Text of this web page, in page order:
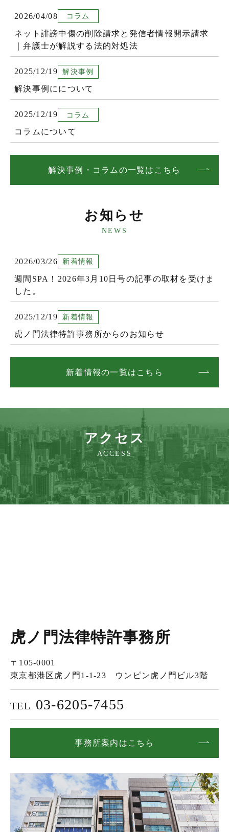
2026/04/08 コラム
ネット誹謗中傷の削除請求と発信者情報開示請求
｜弁護士が解説する法的対処法
2025/12/19 解決事例
解決事例にについて
2025/12/19 コラム
コラムについて
解決事例・コラムの一覧はこちら
お知らせ
NEWS
2026/03/26 新着情報
週間SPA！2026年3月10日号の記事の取材を受けま
した。
2025/12/19 新着情報
虎ノ門法律特許事務所からのお知らせ
新着情報の一覧はこちら
アクセス
ACCESS
虎ノ門法律特許事務所
〒105-0001
東京都港区虎ノ門1-1-23 ウンピン虎ノ門ビル3階
TEL 03-6205-7455
事務所案内はこちら